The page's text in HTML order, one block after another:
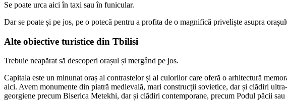
Se poate urca aici în taxi sau în funicular.
Dar se poate și pe jos, pe o potecă pentru a profita de o magnifică priveliște asupra
Alte obiective turistice din Tbilisi
Trebuie neapărat să descoperi orașul și mergând pe jos.
Capitala este un minunat oraș al contrastelor și al culorilor care oferă o arhitectură
aici. Avem monumente din piatră medievală, mari construcții sovietice, dar și clădiri
georgiene precum Biserica Metekhi, dar și clădiri contemporane, precum Podul păcii